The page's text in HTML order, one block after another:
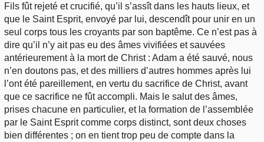
Fils fût rejeté et crucifié, qu’il s’assît dans les hauts lieux, et
que le Saint Esprit, envoyé par lui, descendît pour unir en un
seul corps tous les croyants par son baptême. Ce n’est pas à
dire qu’il n’y ait pas eu des âmes vivifiées et sauvées
antérieurement à la mort de Christ : Adam a été sauvé, nous
n’en doutons pas, et des milliers d’autres hommes après lui
l’ont été pareillement, en vertu du sacrifice de Christ, avant
que ce sacrifice ne fût accompli. Mais le salut des âmes,
prises chacune en particulier, et la formation de l’assemblée
par le Saint Esprit comme corps distinct, sont deux choses
bien différentes ; on en tient trop peu de compte dans la